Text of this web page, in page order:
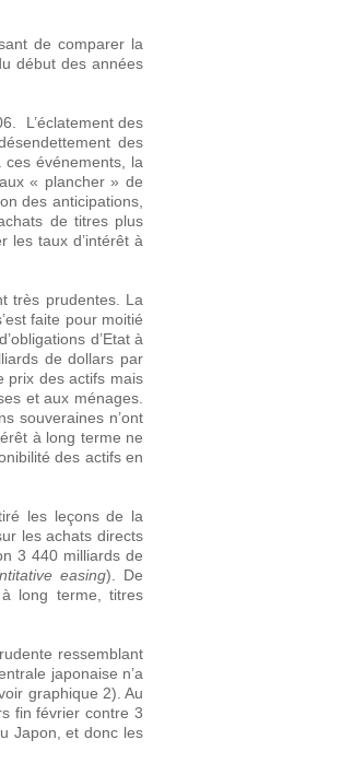
de comparer la
début des années
L’éclatement des
des
événements, la
« plancher » de
des anticipations,
de titres plus
les taux d’intérêt à
très prudentes. La
faite pour moitié
d’Etat à
de dollars par
prix des actifs mais
et aux ménages.
souveraines n’ont
à long terme ne
des actifs en
les leçons de la
les achats directs
3 440 milliards de
easing). De
long terme, titres
ressemblant
japonaise n’a
graphique 2). Au
fin février contre 3
Japon, et donc les